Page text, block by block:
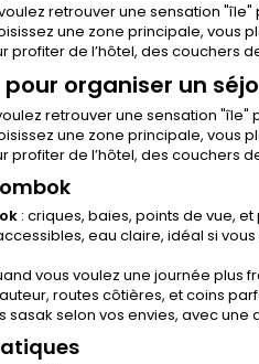
retrouver une sensation
une zone principale, vous
de l’hôtel, des couchers
organiser un
retrouver une sensation "île"
une zone principale, vous
de l’hôtel, des couchers
: criques, baies, points de vue,
eau claire, idéal si
vous voulez une journée plus
routes côtières, et coins
sasak selon vos envies, avec